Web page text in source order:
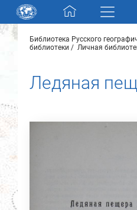
Skip navigation
Разделы и коллекции
Электронный каталог
Новости
О нас
Контакты
Библиотека Русского
библиотеки
Личная
Ледяная